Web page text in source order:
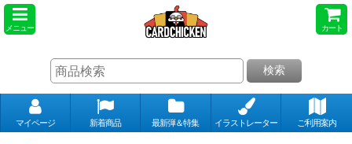
メニュー カート
検索
マイページ 新着商品 最新弾＆特集 イラストレーター ご利用案内